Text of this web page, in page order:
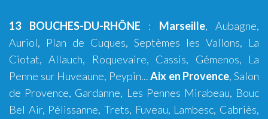
13 BOUCHES-DU-RHÔNE : Marseille, Aubagne,
Auriol, Plan de Cuques, Septèmes les Vallons, La
Ciotat,Allauch, Roquevaire, Cassis, Gémenos, La
Penne sur Huveaune, Peypin...Aix en Provence,Salon
de Provence, Gardanne, Les Pennes Mirabeau, Bouc
Bel Air, Pélissanne,Trets, Fuveau, Lambesc, Cabriès,